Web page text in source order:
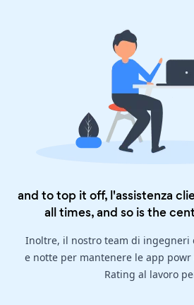
and to top it off, l'assistenza
all times, and so is the
Inoltre, il nostro team di ingegneri
e notte per mantenere le app powr
Rating al lavoro